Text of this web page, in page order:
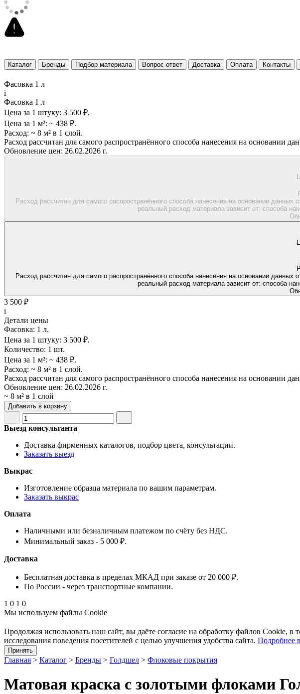
Каталог Бренды Подбор материала Вопрос-ответ Доставка Оплата Контакты
Фасовка 1 л
i
Фасовка 1 л
Цена за 1 штуку: 3 500 ₽.
Цена за 1 м²: ~ 438 ₽.
Расход: ~ 8 м² в 1 слой.
Расход рассчитан для самого распространённого способа нанесения на основании
Обновление цен: 26.02.2026 г.
Расход рассчитан для самого распространённого способа нанесения на основании
реальный расход материала зависит от: способа
Расход рассчитан для самого распространённого способа нанесения на основании
реальный расход материала зависит от: способа
3 500 ₽
i
Детали цены
Фасовка: 1 л.
Цена за 1 штуку: 3 500 ₽.
Количество: 1 шт.
Цена за 1 м²: ~ 438 ₽.
Расход: ~ 8 м² в 1 слой.
Расход рассчитан для самого распространённого способа нанесения на основании
Обновление цен: 26.02.2026 г.
~ 8 м² в 1 слой
Добавить в корзину
Выезд консультанта
Доставка фирменных каталогов, подбор цвета, консультации.
Заказать выезд
Выкрас
Изготовление образца материала по вашим параметрам.
Заказать выкрас
Оплата
Наличными или безналичным платежом по счёту без НДС.
Минимальный заказ - 5 000 ₽.
Доставка
Бесплатная доставка в пределах МКАД при заказе от 20 000 ₽.
По России - через транспортные компании.
1 0 1 0
Мы используем файлы Cookie
Продолжая использовать наш cайт, вы даёте согласие на обработку файлов Cookie,
исследования поведения посетителей с целью улучшения удобства сайта. Подробнее
Принять
Главная > Каталог > Бренды > Голдшел > Флоковые покрытия
Матовая краска с золотыми флоками